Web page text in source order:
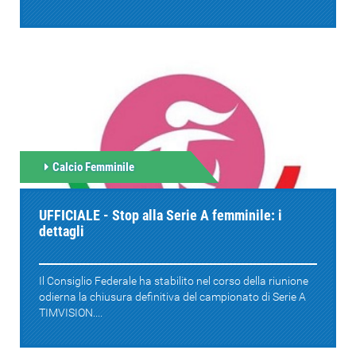
Calcio Femminile
UFFICIALE - Stop alla Serie A femminile: i
dettagli
Il Consiglio Federale ha stabilito nel corso della riunione
odierna la chiusura definitiva del campionato di Serie A
TIMVISION....